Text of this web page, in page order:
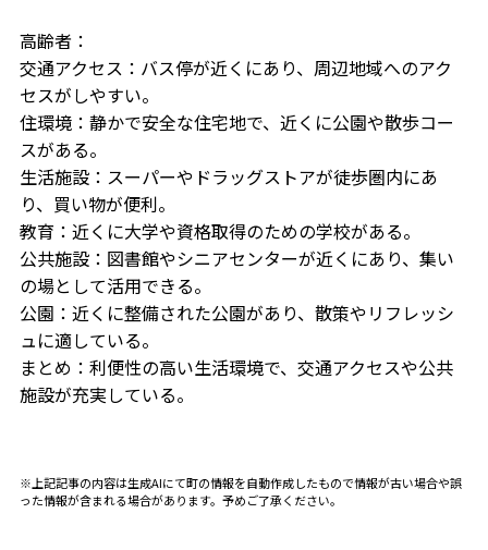
高齢者：
交通アクセス：バス停が近くにあり、周辺地域へのアク
セスがしやすい。
住環境：静かで安全な住宅地で、近くに公園や散歩コー
スがある。
生活施設：スーパーやドラッグストアが徒歩圏内にあ
り、買い物が便利。
教育：近くに大学や資格取得のための学校がある。
公共施設：図書館やシニアセンターが近くにあり、集い
の場として活用できる。
公園：近くに整備された公園があり、散策やリフレッシ
ュに適している。
まとめ：利便性の高い生活環境で、交通アクセスや公共
施設が充実している。
※上記記事の内容は生成AIにて町の情報を自動作成したもので情報が古い場合や誤
った情報が含まれる場合があります。予めご了承ください。